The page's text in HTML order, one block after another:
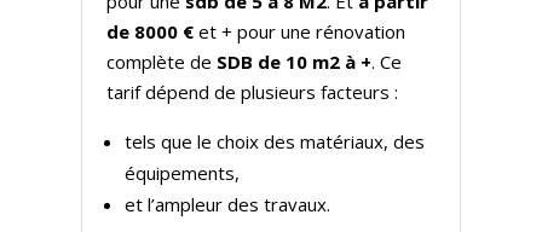
de 8000 € et + pour une rénovation
complète de SDB de 10 m2 à +. Ce
tarif dépend de plusieurs facteurs :
tels que le choix des matériaux, des
équipements,
et l’ampleur des travaux.